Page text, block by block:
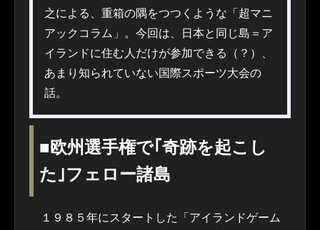
之による、重箱の隅をつつくような「超マニ
アックコラム」。今回は、日本と同じ島＝ア
イランドに住む人だけが参加できる（？）、
あまり知られていない国際スポーツ大会の
話。
■欧州選手権で｢奇跡を起こし
た｣フェロー諸島
１９８５年にスタートした「アイランドゲーム